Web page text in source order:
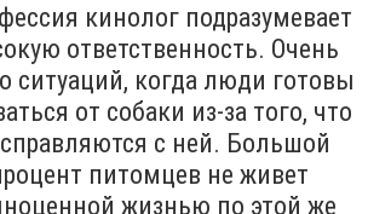
кинолог подразумевает
ответственность. Очень
ситуаций, когда люди готовы
от собаки из-за того, что
с ней. Большой
питомцев не живет
жизнью по этой же